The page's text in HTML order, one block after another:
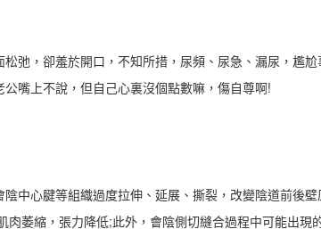
，卻羞於開口，不知所措，尿頻、尿急、漏尿，尷尬
嘴上不說，但自己心裏沒個點數嘛，傷自尊啊!
心腱等組織過度拉伸、延展、撕裂，改變陰道前後壁
萎縮，張力降低;此外，會陰側切縫合過程中可能出現